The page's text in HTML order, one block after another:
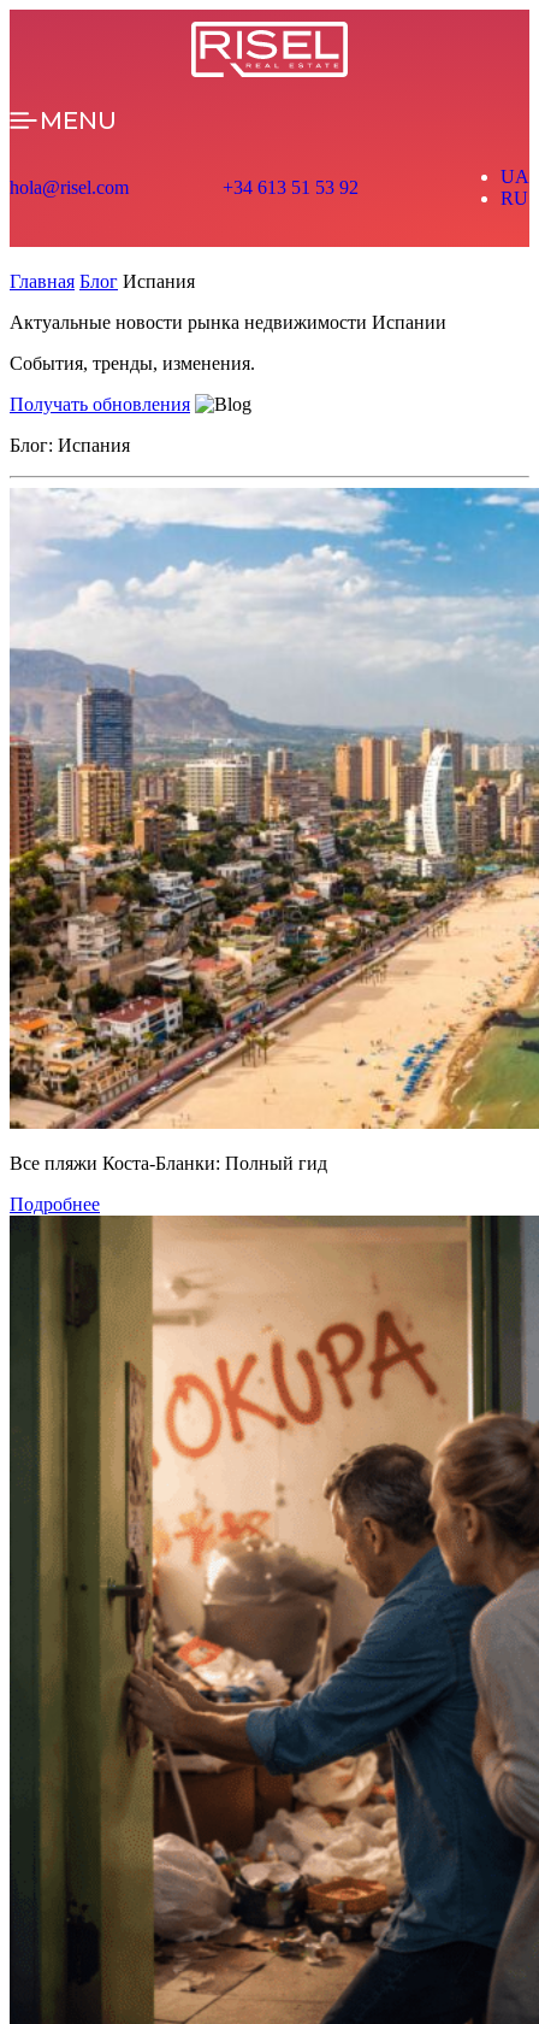
MENU
hola@risel.com +34 613 51 53 92
UA
RU
Главная Блог Испания
Актуальные новости рынка недвижимости Испании
События, тренды, изменения.
Получать обновления
Блог: Испания
Все пляжи Коста-Бланки: Полный гид
Подробнее